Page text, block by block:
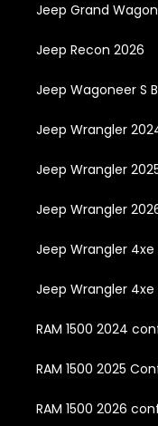
Jeep Grand
Jeep Recon 2026
Jeep Wagoneer S
Jeep Wrangler
Jeep Wrangler
Jeep Wrangler
Jeep Wrangler
Jeep Wrangler 4xe
RAM 1500 2024
RAM 1500 2025
RAM 1500 2026